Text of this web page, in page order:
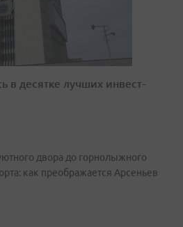
в десятке лучших инвест-
двора до горнолыжного
как преображается Арсеньев